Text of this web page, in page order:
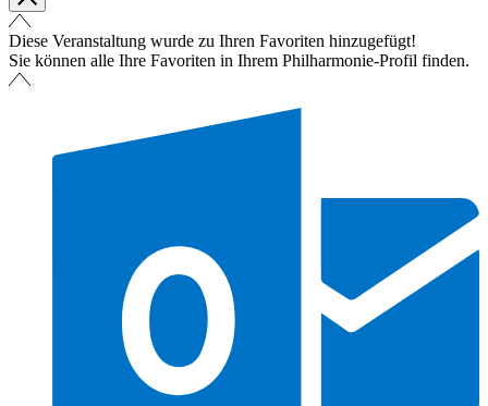
Diese Veranstaltung wurde zu Ihren Favoriten hinzugefügt!
Sie können alle Ihre Favoriten in Ihrem Philharmonie-Profil finden.